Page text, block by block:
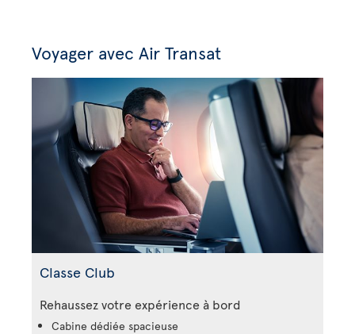
Voyager avec Air Transat
Classe Club
Rehaussez votre expérience à bord
Cabine dédiée spacieuse